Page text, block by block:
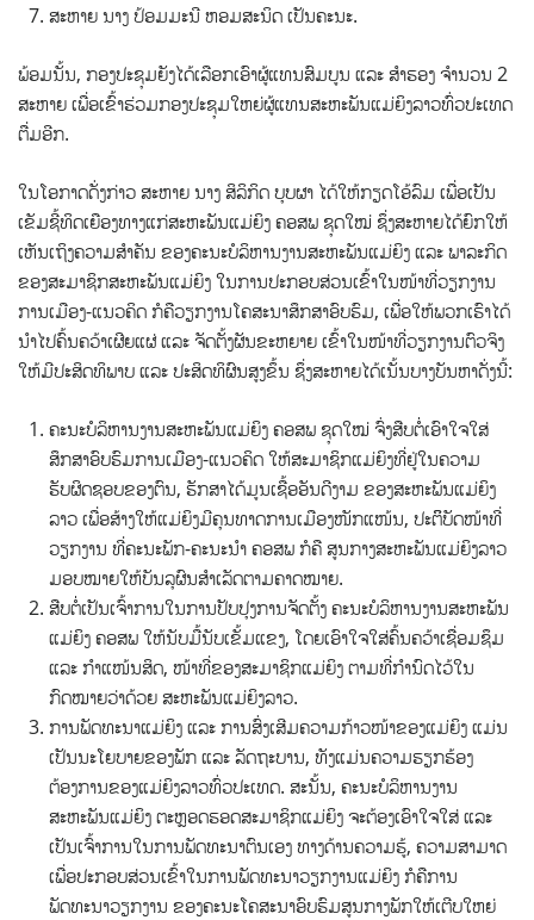
ສະຫາຍ ນາງ ປ້ອມມະນີ ຫອມສະນິດ ເປັນຄະນະ.
ພ້ອມນັ້ນ, ກອງປະຊຸມຍັງໄດ້ເລືອກເອົາຜູ້ແທນສົມບູນ ແລະ ສໍາຮອງ ຈໍານວນ 2
ສະຫາຍ ເພື່ອເຂົ້າຮ່ວມກອງປະຊຸມໃຫຍ່ຜູ້ແທນສະຫະພັນແມ່ຍິງລາວທົ່ວປະເທດ
ຕື່ມອີກ.
ໃນໂອກາດດັ່ງກ່າວ ສະຫາຍ ນາງ ສິລິກິດ ບຸບຜາ ໄດ້ໃຫ້ກຽດໂອ້ລົມ ເພື່ອເປັນ
ເຂັມຊີ້ທິດເຍືອງທາງແກ່ສະຫະພັນແມ່ຍິງ ຄອສພ ຊຸດໃໝ່ ຊຶ່ງສະຫາຍໄດ້ຍົກໃຫ້
ເຫັນເຖິງຄວາມສໍາຄັນ ຂອງຄະນະບໍລິຫານງານສະຫະພັນແມ່ຍິງ ແລະ ພາລະກິດ
ຂອງສະມາຊິກສະຫະພັນແມ່ຍິງ ໃນການປະກອບສ່ວນເຂົ້າໃນໜ້າທີ່ວຽກງານ
ການເມືອງ-ແນວຄິດ ກໍຄືວຽກງານໂຄສະນາສຶກສາອົບຮົມ, ເພື່ອໃຫ້ພວກເຮົາໄດ້
ນໍາໄປຄົ້ນຄວ້າເຜີຍແຜ່ ແລະ ຈັດຕັ້ງຜັນຂະຫຍາຍ ເຂົ້າໃນໜ້າທີ່ວຽກງານຕົວຈິງ
ໃຫ້ມີປະສິດທິພາບ ແລະ ປະສິດທິຜົນສູງຂຶ້ນ ຊຶ່ງສະຫາຍໄດ້ເນັ້ນບາງບັນຫາດັ່ງນີ້:
ຄະນະບໍລິຫານງານສະຫະພັນແມ່ຍິງ ຄອສພ ຊຸດໃໝ່ ຈົ່ງສືບຕໍ່ເອົາໃຈໃສ່
ສຶກສາອົບຮົມການເມືອງ-ແນວຄິດ ໃຫ້ສະມາຊິກແມ່ຍິງທີ່ຢູ່ໃນຄວາມ
ຮັບຜິດຊອບຂອງຕົນ, ຮັກສາໄດ້ມູນເຊື້ອອັນດີງາມ ຂອງສະຫະພັນແມ່ຍິງ
ລາວ ເພື່ອສ້າງໃຫ້ແມ່ຍິງມີຄຸນທາດການເມືອງໜັກແໜ້ນ, ປະຕິິບັດໜ້າທີ່
ວຽກງານ ທີ່ຄະນະພັກ-ຄະນະນຳ ຄອສພ ກໍຄື ສູນກາງສະຫະພັນແມ່ຍິງລາວ
ມອບໝາຍໃຫ້ບັນລຸຜົນສຳເລັດຕາມຄາດໝາຍ.
ສືບຕໍ່ເປັນເຈົ້າການໃນການປັບປຸງການຈັດຕັ້ງ ຄະນະບໍລິຫານງານສະຫະພັນ
ແມ່ຍິງ ຄອສພ ໃຫ້ນັບມື້ນັບເຂັ້ມແຂງ, ໂດຍເອົາໃຈໃສ່ຄົ້ນຄວ້າເຊື່ອມຊຶມ
ແລະ ກຳແໜ້ນສິດ, ໜ້າທີ່ຂອງສະມາຊິກແມ່ຍິງ ຕາມທີ່ກຳນົດໄວ້ໃນ
ກົດໝາຍວ່າດ້ວຍ ສະຫະພັນແມ່ຍິງລາວ.
ການພັດທະນາແມ່ຍິງ ແລະ ການສົ່ງເສີມຄວາມກ້າວໜ້າຂອງແມ່ຍິງ ແມ່ນ
ເປັນນະໂຍບາຍຂອງພັກ ແລະ ລັດຖະບານ, ທັງແມ່ນຄວາມຮຽກຮ້ອງ
ຕ້ອງການຂອງແມ່ຍິງລາວທົ່ວປະເທດ. ສະນັ້ນ, ຄະນະບໍລິຫານງານ
ສະຫະພັນແມ່ຍິງ ຕະຫຼອດຮອດສະມາຊິກແມ່ຍິງ ຈະຕ້ອງເອົາໃຈໃສ່ ແລະ
ເປັນເຈົ້າການໃນການພັດທະນາຕົນເອງ ທາງດ້ານຄວາມຮູ້, ຄວາມສາມາດ
ເພື່ອປະກອບສ່ວນເຂົ້າໃນການພັດທະນາວຽກງານແມ່ຍິງ ກໍຄືການ
ພັດທະນາວຽກງານ ຂອງຄະນະໂຄສະນາອົບຮົມສູນກາງພັກໃຫ້ເຕີບໃຫຍ່